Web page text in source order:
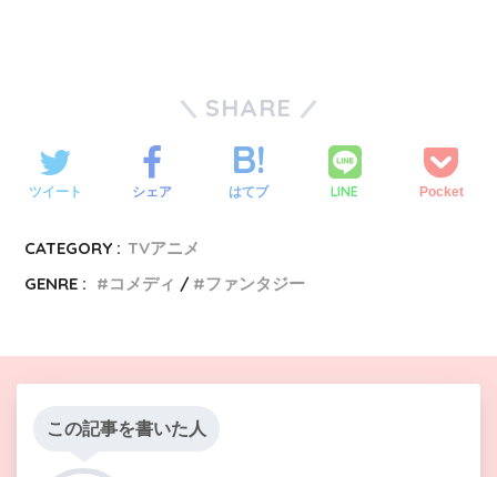
SHARE
ツイート シェア はてブ LINE Pocket
CATEGORY : TVアニメ
GENRE :
コメディ ファンタジー
この記事を書いた人